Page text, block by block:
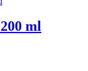
ml